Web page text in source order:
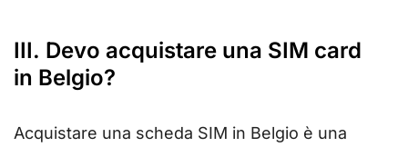
III. Devo acquistare una SIM card
in Belgio?
Acquistare una scheda SIM in Belgio è una